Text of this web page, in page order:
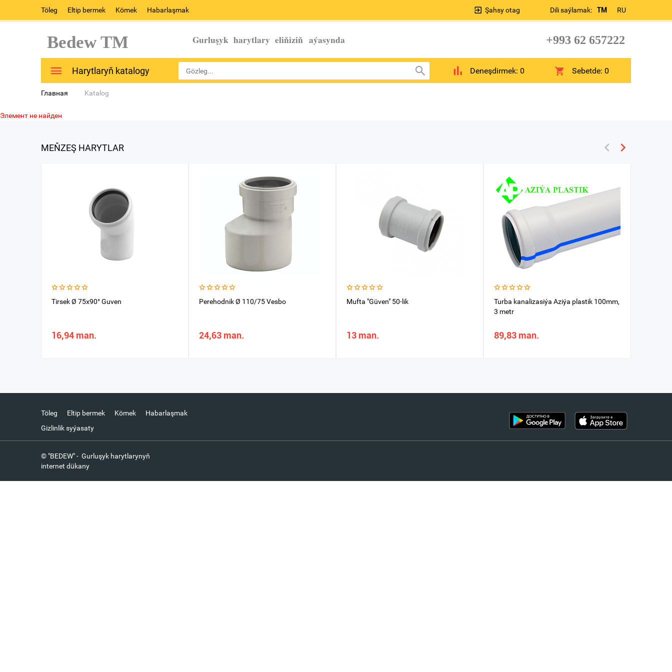
Töleg Eltip bermek Kömek Habarlaşmak Dili saýlamak: TM RU
Şahsy otag
Bedew TM Gurluşyk harytlary eliňiziň aýasynda +993 62 657222
Harytlaryň katalogy Deneşdirmek: 0 Sebetde:0
Главная Katalog
Элемент не найден
MEŇZEŞ HARYTLAR
Tirsek Ø 75x90° Guven
16,94 man.
Perehodnik Ø 110/75 Vesbo
24,63 man.
Mufta "Güven" 50-lik
13 man.
Turba kanalizasiýa Aziýa plastik 100mm,
3 metr
89,83 man.
Töleg Eltip bermek Kömek
Habarlaşmak
Gizlinlik syýasaty
© "BEDEW" - Gurluşyk harytlarynyň
internet dükany